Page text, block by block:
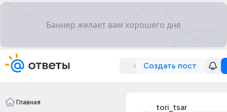
Создать пост
Главная
tori_tsar